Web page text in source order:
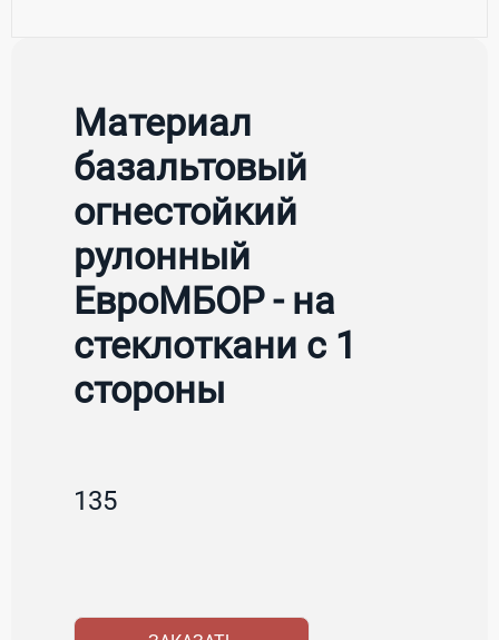
Материал
базальтовый
огнестойкий
рулонный
ЕвроМБОР - на
стеклоткани с 1
стороны
135